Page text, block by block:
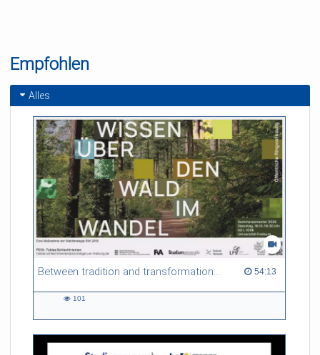
Empfohlen
Alles
Between tradition and transformation: how owners, advisers and institutions co-create knowledge for resilient forests in Europe 54:13
54:13 duration
101